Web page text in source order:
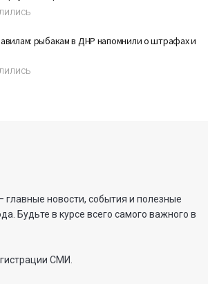
рыбакам в ДНР напомнили о штрафах и
главные новости, события и полезные
Будьте в курсе всего самого важного в
СМИ.